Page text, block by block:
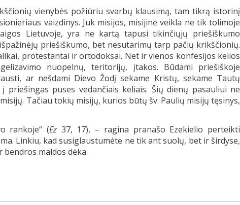
vienybės požiūriu svarbų klausimą, tam tikrą istorinį
vaizdinys. Juk misijos, misijinė veikla ne tik tolimoje
Lietuvoje, yra ne kartą tapusi tikinčiųjų priešiškumo
priešiškumo, bet nesutarimų tarp pačių krikščionių.
protestantai ir ortodoksai. Net ir vienos konfesijos kelios
nuopelnų, teritorijų, įtakos. Būdami priešiškoje
ar nešdami Dievo Žodį sekame Kristų, sekame Tautų
puses vedančiais keliais. Šių dienų pasauliui ne
Tačiau tokių misijų, kurios būtų šv. Paulių misijų tęsinys,
rankoje“ (Ez 37, 17), – ragina pranašo Ezekielio perteikti
Linkiu, kad susiglaustumėte ne tik ant suolų, bet ir širdyse,
maldos dėka.